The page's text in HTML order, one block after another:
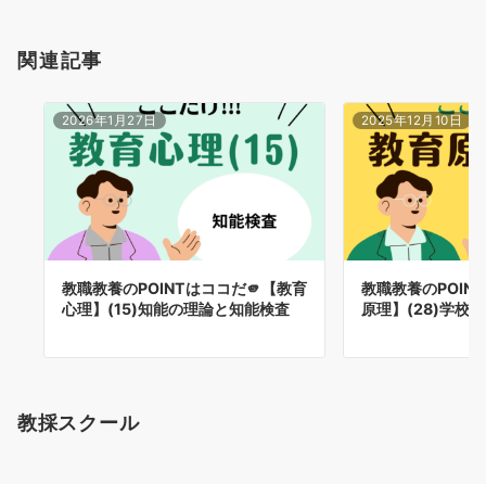
関連記事
2026年1月27日
教職教養のPOINTはココだ🫵【教育
心理】(15)知能の理論と知能検査
2025年12月10日
教職教養の
原理】(28)学校
教採スクール